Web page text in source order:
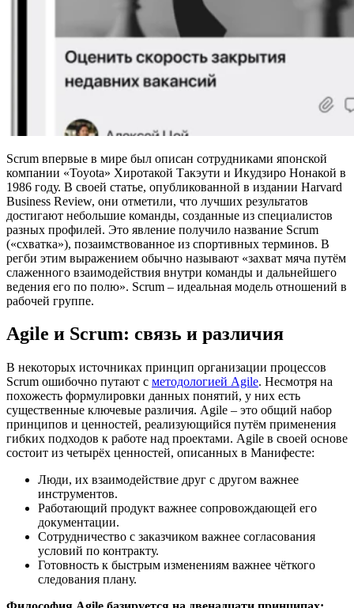
Scrum впервые в мире был описан сотрудниками японской
компании «Toyota» Хиротакой Такэути и Икудзиро Нонакой в
1986 году. В своей статье, опубликованной в издании Harvard
Business Review, они отметили, что лучших результатов
достигают небольшие команды, созданные из специалистов
разных профилей. Это явление получило название Scrum
(«схватка»), позаимствованное из спортивных терминов. В
регби этим выражением обычно называют «захват мяча путём
слаженного взаимодействия внутри команды и дальнейшего
ведения его по полю». Scrum – идеальная модель отношений в
рабочей группе.
Agile и Scrum: связь и различия
В некоторых источниках принцип организации процессов
Scrum ошибочно путают с методологией Agile. Несмотря на
похожесть формулировки данных понятий, у них есть
существенные ключевые различия. Agile – это общий набор
принципов и ценностей, реализующийся путём применения
гибких подходов к работе над проектами. Agile в своей основе
состоит из четырёх ценностей, описанных в Манифесте:
Люди, их взаимодействие друг с другом важнее
инструментов.
Работающий продукт важнее сопровождающей его
документации.
Сотрудничество с заказчиком важнее согласования
условий по контракту.
Готовность к быстрым изменениям важнее чёткого
следования плану.